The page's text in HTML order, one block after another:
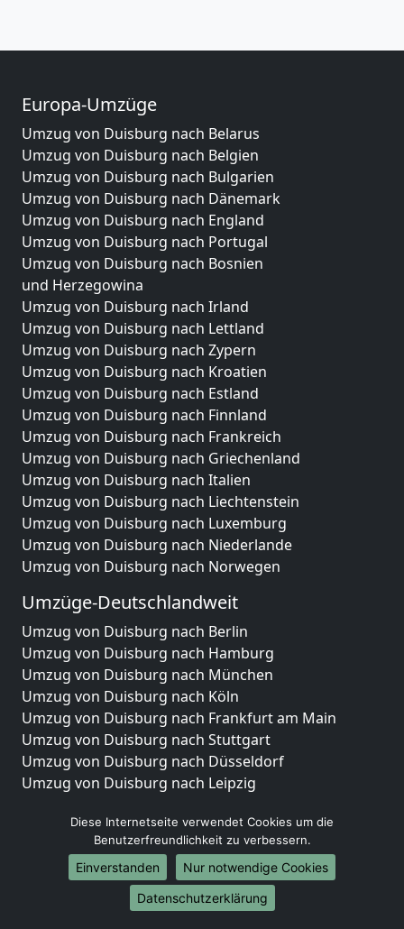
Europa-Umzüge
Umzug von Duisburg nach Belarus
Umzug von Duisburg nach Belgien
Umzug von Duisburg nach Bulgarien
Umzug von Duisburg nach Dänemark
Umzug von Duisburg nach England
Umzug von Duisburg nach Portugal
Umzug von Duisburg nach Bosnien
und Herzegowina
Umzug von Duisburg nach Irland
Umzug von Duisburg nach Lettland
Umzug von Duisburg nach Zypern
Umzug von Duisburg nach Kroatien
Umzug von Duisburg nach Estland
Umzug von Duisburg nach Finnland
Umzug von Duisburg nach Frankreich
Umzug von Duisburg nach Griechenland
Umzug von Duisburg nach Italien
Umzug von Duisburg nach Liechtenstein
Umzug von Duisburg nach Luxemburg
Umzug von Duisburg nach Niederlande
Umzug von Duisburg nach Norwegen
Umzüge-Deutschlandweit
Umzug von Duisburg nach Berlin
Umzug von Duisburg nach Hamburg
Umzug von Duisburg nach München
Umzug von Duisburg nach Köln
Umzug von Duisburg nach Frankfurt am Main
Umzug von Duisburg nach Stuttgart
Umzug von Duisburg nach Düsseldorf
Umzug von Duisburg nach Leipzig
Umzug von Duisburg nach Essen
Umzug von Duisburg nach Bremen
Umzug von Duisburg nach Dresden
Umzug von Duisburg nach Hannover
Umzug von Duisburg nach Nürnberg
Diese Internetseite verwendet Cookies um die
Benutzerfreundlichkeit zu verbessern.
Einverstanden
Nur notwendige Cookies
Datenschutzerklärung